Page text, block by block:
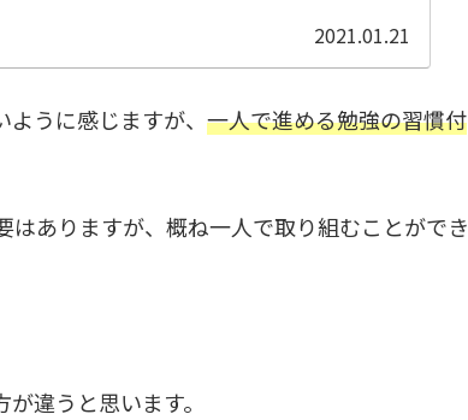
2021.01.21
うに感じますが、 一人で進める勉強の習慣付
ありますが、概ね一人で取り組むことができ
違うと思います。